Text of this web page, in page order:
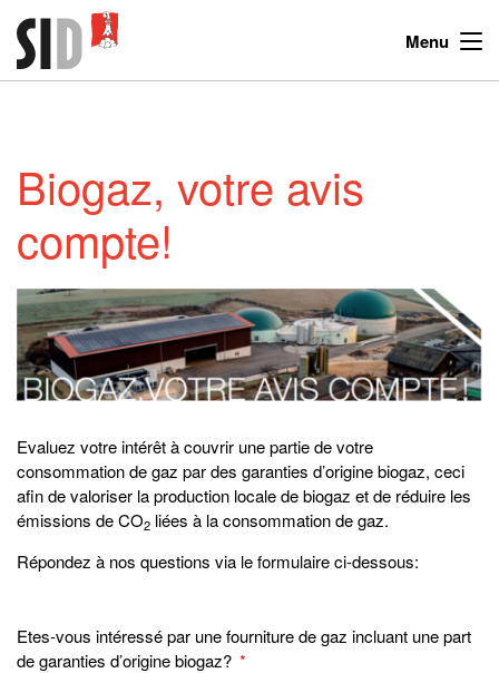
Menu
Biogaz, votre avis
compte!
Evaluez votre intérêt à couvrir une partie de votre
consommation de gaz par des garanties d’origine biogaz, ceci
afin de valoriser la production locale de biogaz et de réduire les
émissions de CO2 liées à la consommation de gaz.
Répondez à nos questions via le formulaire ci-dessous:
Etes-vous intéressé par une fourniture de gaz incluant une part
de garanties d’origine biogaz? *